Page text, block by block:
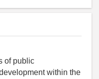
of public
within the